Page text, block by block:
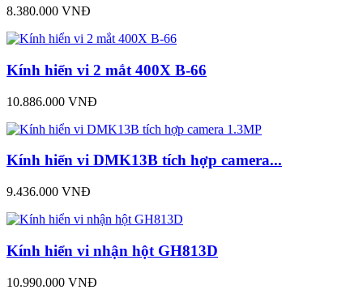
8.380.000 VNĐ
Kính hiển vi 2 mắt 400X B-66
10.886.000 VNĐ
Kính hiển vi DMK13B tích hợp camera...
9.436.000 VNĐ
Kính hiển vi nhận hột GH813D
10.990.000 VNĐ